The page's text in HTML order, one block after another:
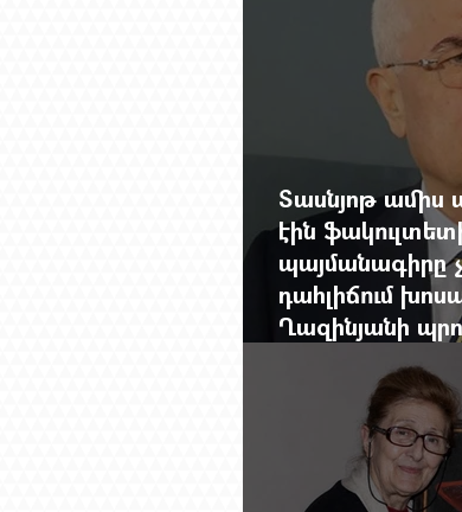
Տասնյոթ ամիս
էին
պայմանագիրը
դահլիճում
Ղազինյանի